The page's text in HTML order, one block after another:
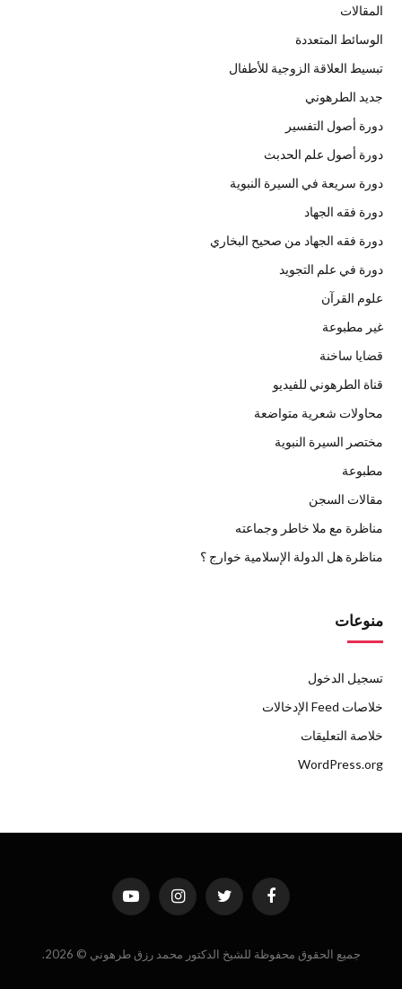
المقالات
الوسائط المتعددة
تبسيط العلاقة الزوجية للأطفال
جديد الطرهوني
دورة أصول التفسير
دورة أصول علم الحدبث
دورة سريعة في السيرة النبوية
دورة فقه الجهاد
دورة فقه الجهاد من صحيح البخاري
دورة في علم التجويد
علوم القرآن
غير مطبوعة
قضايا ساخنة
قناة الطرهوني للفيديو
محاولات شعرية متواضعة
مختصر السيرة النبوية
مطبوعة
مقالات السجن
مناظرة مع ملا خاطر وجماعته
مناظرة هل الدولة الإسلامية خوارج ؟
منوعات
تسجيل الدخول
خلاصات Feed الإدخالات
خلاصة التعليقات
WordPress.org
فيسبوك تويتر الانستغراميوتيوب
جميع الحقوق محفوظة للشيخ الدكتور محمد رزق طرهوني © 2026.